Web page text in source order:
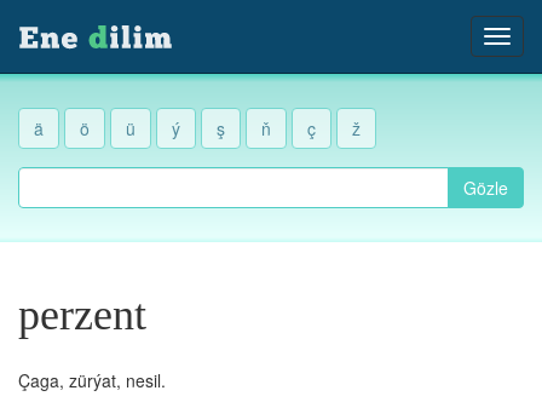
ä ö ü ý ş ň ç ž
Gözle
perzent
Çaga, zürýat, nesil.